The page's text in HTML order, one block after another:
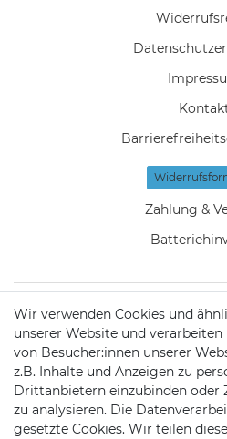
Zahlung &
Telefon:09721
Mail:
Wir verwenden Cookies und
unserer Website und
von Besucher:innen unserer
z.B. Inhalte und Anzeigen zu
Drittanbietern einzubinden oder
zu analysieren. Die
gesetzte Cookies. Wir teilen